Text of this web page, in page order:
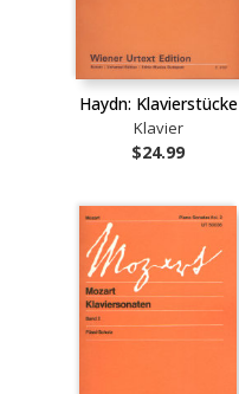
Haydn: Klavierstücke
Klavier
$24.99